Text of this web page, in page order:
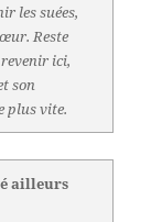
les suées,
Reste
ici,
son
plus vite.
ailleurs